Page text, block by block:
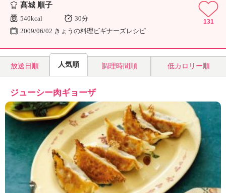
理
髙城 順子
540kcal
30分
2009/06/02 きょうの料理ビギナーズレシピ
131
放送日順 人気順 調理時間順 低カロリー順
ジューシー肉ギョーザ